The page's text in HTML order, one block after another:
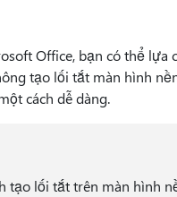
Office, bạn có thể
tạo lối tắt màn hình
cách dễ dàng.
tạo lối tắt trên màn hình